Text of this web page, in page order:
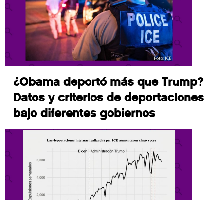
¿Obama deportó más que Trump?
Datos y criterios de deportaciones
bajo diferentes gobiernos